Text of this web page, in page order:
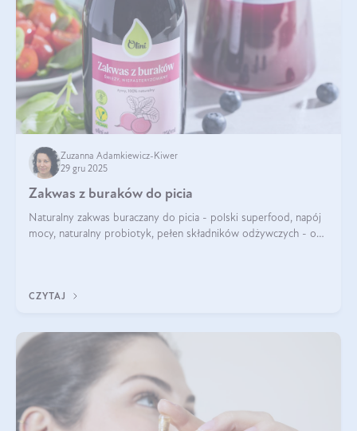
Zuzanna Adamkiewicz-Kiwer
29 gru 2025
Zakwas z buraków do picia
Naturalny zakwas buraczany do picia - polski superfood, napój
mocy, naturalny probiotyk, pełen składników odżywczych - o
CZYTAJ